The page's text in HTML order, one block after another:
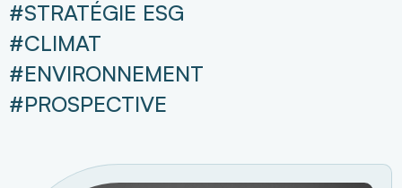
#STRATÉGIE ESG
#CLIMAT
#ENVIRONNEMENT
#PROSPECTIVE